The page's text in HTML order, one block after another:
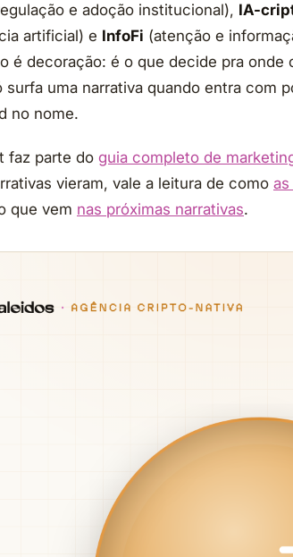
e adoção institucional), IA-
artificial) e InfoFi (atenção e
é decoração: é o que decide pra onde
surfa uma narrativa quando entra com
no nome.
faz parte do guia completo de
vieram, vale a leitura de como
que vem nas próximas narrativas.